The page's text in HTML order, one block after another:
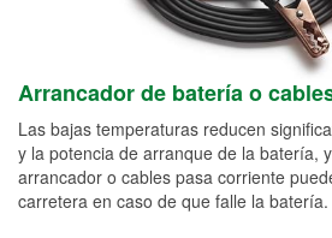
Arrancador de batería o
Las bajas temperaturas reducen
y la potencia de arranque de la batería,
arrancador o cables pasa corriente
carretera en caso de que falle la batería.